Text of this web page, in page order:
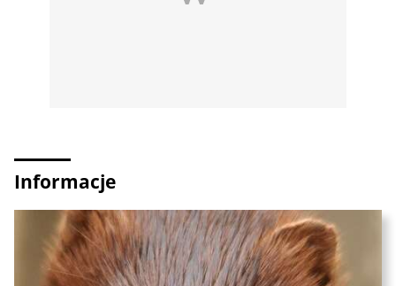
Informacje